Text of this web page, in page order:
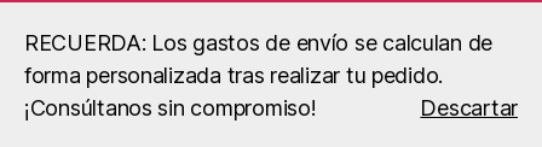
RECUERDA: Los gastos de envío se calculan de
forma personalizada tras realizar tu pedido.
¡Consúltanos sin compromiso!
Descartar
Buscar
B.S